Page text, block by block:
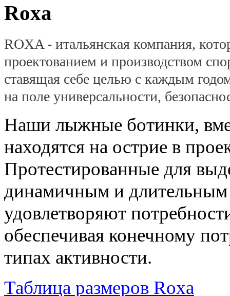
Roxa
ROXA - итальянская компания,
проектованием и производством
ставящая себе целью с каждым
на поле универсальности,
Наши лыжные ботинки,
находятся на острие в
Протестированные для
динамичным и
удовлетворяют
обеспечивая конечному
типах активности.
Таблица размеров Roxa